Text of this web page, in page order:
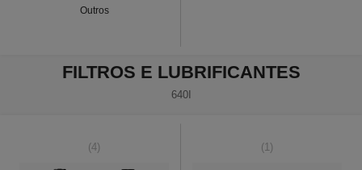
Outros
FILTROS E LUBRIFICANTES
640I
(4) (1)